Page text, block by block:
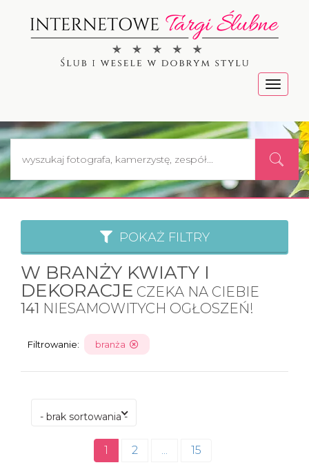
Menu
POKAŻ FILTRY
W BRANŻY KWIATY I
DEKORACJE CZEKA NA CIEBIE
141 NIESAMOWITYCH OGŁOSZEŃ!
Filtrowanie: branża
- brak sortowania -
1 2 ... 15